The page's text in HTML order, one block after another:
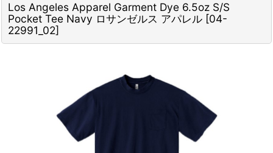
Los Angeles Apparel Garment Dye 6.5oz S/S
Pocket Tee Navy ロサンゼルス アパレル [04-
22991_02]